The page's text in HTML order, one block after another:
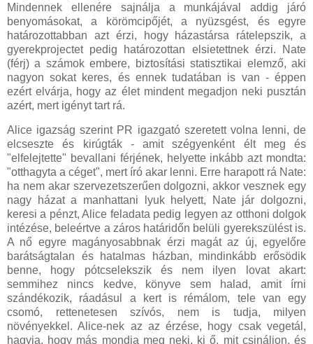
Mindennek ellenére sajnálja a munkájával addig járó
benyomásokat, a körömcipőjét, a nyüzsgést, és egyre
határozottabban azt érzi, hogy házastársa rátelepszik, a
gyerekprojectet pedig határozottan elsietettnek érzi. Nate
(férj) a számok embere, biztosítási statisztikai elemző, aki
nagyon sokat keres, és ennek tudatában is van - éppen
ezért elvárja, hogy az élet mindent megadjon neki pusztán
azért, mert igényt tart rá.
Alice igazság szerint PR igazgató szeretett volna lenni, de
elcseszte és kirúgták - amit szégyenként élt meg és
"elfelejtette" bevallani férjének, helyette inkább azt mondta:
"otthagyta a céget", mert író akar lenni. Erre harapott rá Nate:
ha nem akar szervezetszerűen dolgozni, akkor vesznek egy
nagy házat a manhattani lyuk helyett, Nate jár dolgozni,
keresi a pénzt, Alice feladata pedig legyen az otthoni dolgok
intézése, beleértve a záros határidőn belüli gyerekszülést is.
A nő egyre magányosabbnak érzi magát az új, egyelőre
barátságtalan és hatalmas házban, mindinkább erősödik
benne, hogy pótcselekszik és nem ilyen lovat akart:
semmihez nincs kedve, könyve sem halad, amit írni
szándékozik, ráadásul a kert is rémálom, tele van egy
csomó, rettenetesen szívós, nem is tudja, milyen
növényekkel. Alice-nek az az érzése, hogy csak vegetál,
hagyja, hogy más mondja meg neki, ki ő, mit csináljon, és